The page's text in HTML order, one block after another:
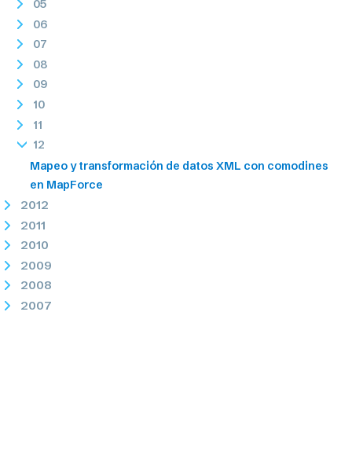
05
06
07
08
09
10
11
12
Mapeo y transformación de datos XML con comodines
en MapForce
2012
2011
2010
2009
2008
2007